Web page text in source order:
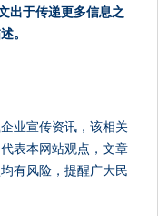
出于传递更多信息之
。
业宣传资讯，该相关
表本网站观点，文章
有风险，提醒广大民